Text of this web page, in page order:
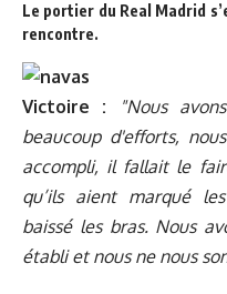
Le portier du Real Madrid
rencontre.
Victoire : "Nous
beaucoup d'efforts,
accompli, il fallait le
qu’ils aient marqué
baissé les bras. Nous
établi et nous ne nous